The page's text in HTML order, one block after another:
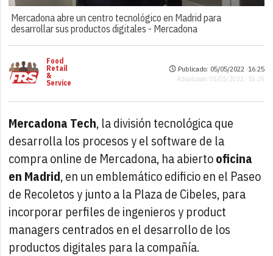
Mercadona abre un centro tecnológico en Madrid para
desarrollar sus productos digitales - Mercadona
Food
Retail
&
Service
Publicado: 05/05/2022 ·16:25
Actualizado: 05/05/2022 · 16:25
Mercadona Tech, la división tecnológica que
desarrolla los procesos y el software de la
compra online de Mercadona, ha abiertooficina
en Madrid, en un emblemático edificio en el Paseo
de Recoletos y junto a la Plaza de Cibeles, para
incorporar perfiles de ingenieros y product
managers centrados en el desarrollo de los
productos digitales para la compañía.